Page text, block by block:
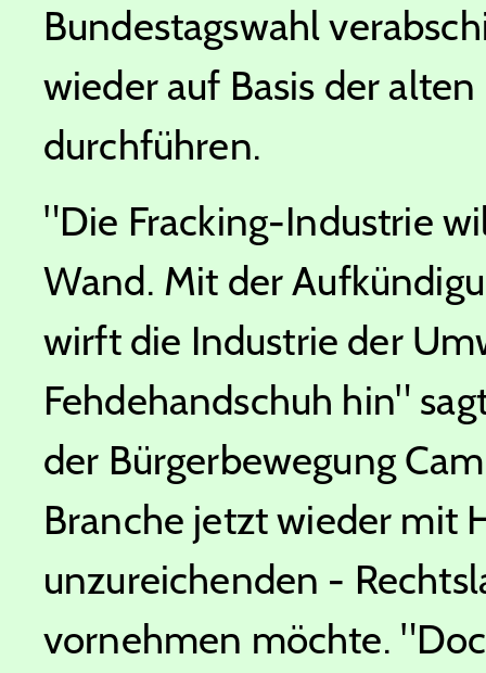
Bundestagswahl
wieder auf Basis der
durchführen.
"Die Fracking-Industrie
Wand. Mit der
wirft die Industrie der
Fehdehandschuh hin"
der Bürgerbewegung
Branche jetzt wieder mit
unzureichenden -
vornehmen möchte.